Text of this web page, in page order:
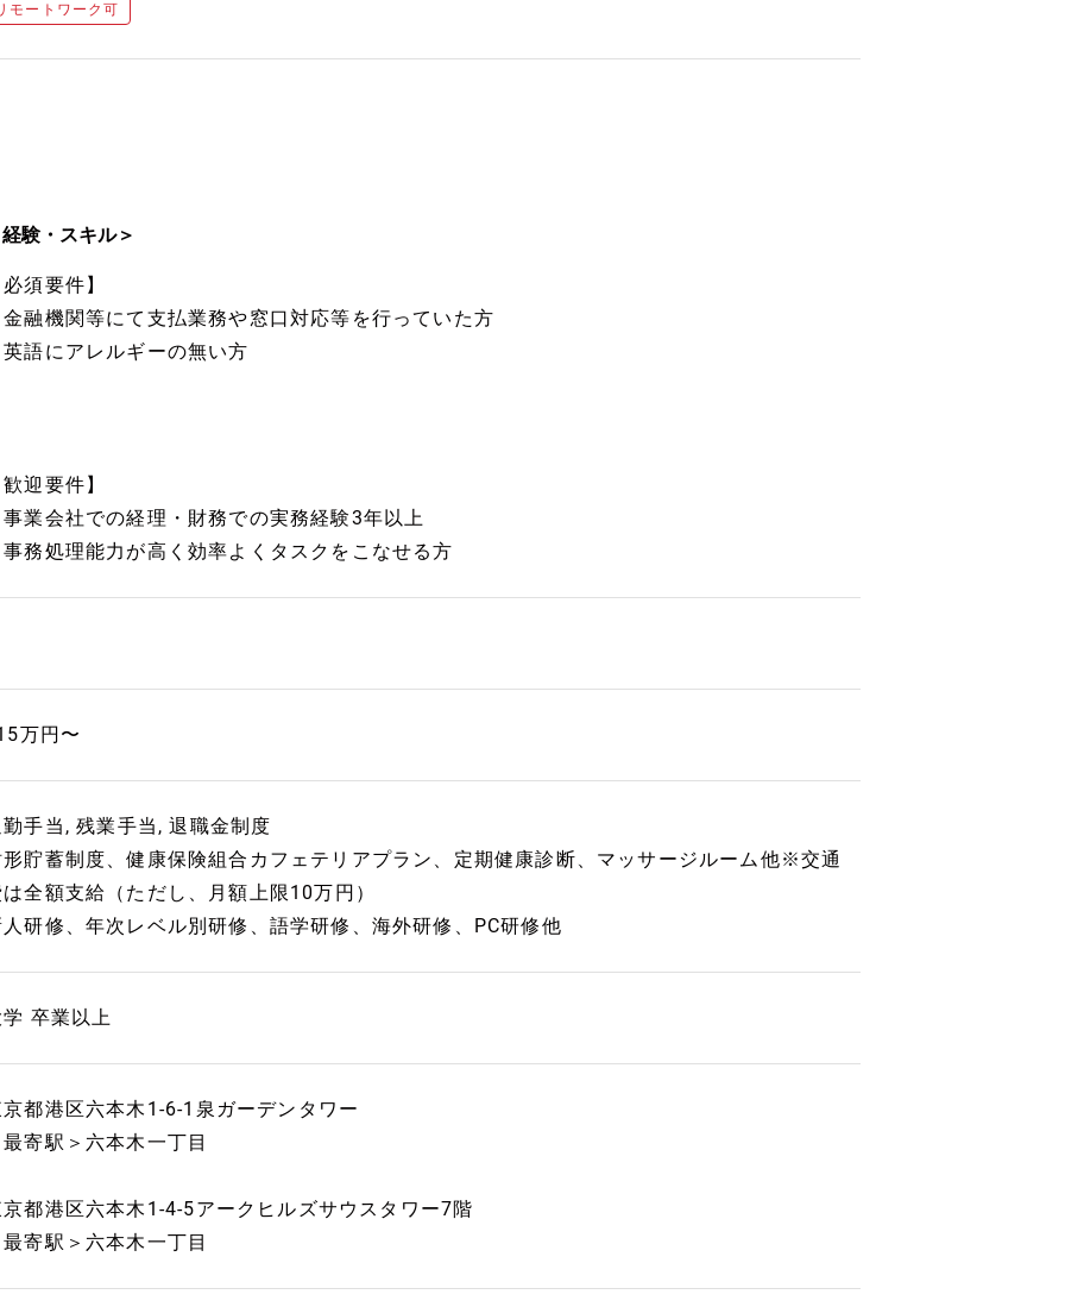
モートワーク可
験・スキル＞
須要件】
融機関等にて支払業務や窓口対応等を行っていた方
語にアレルギーの無い方
迎要件】
業会社での経理・財務での実務経験3年以上
務処理能力が高く効率よくタスクをこなせる方
万円〜
手当, 残業手当, 退職金制度
形貯蓄制度、健康保険組合カフェテリアプラン、定期健康診断、マッサージルーム他※交通
全額支給（ただし、月額上限10万円）
研修、年次レベル別研修、語学研修、海外研修、PC研修他
卒業以上
都港区六本木1-6-1泉ガーデンタワー
寄駅＞六本木一丁目
都港区六本木1-4-5アークヒルズサウスタワー7階
寄駅＞六本木一丁目